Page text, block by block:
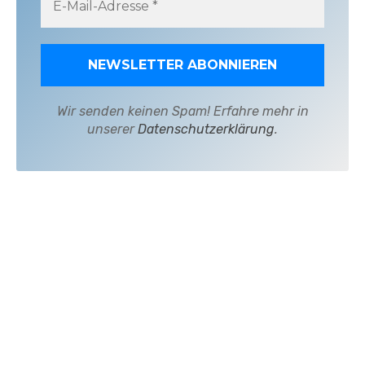
Wir senden keinen Spam! Erfahre mehr in
unsererDatenschutzerklärung.